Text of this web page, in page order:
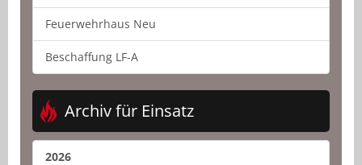
Feuerwehrhaus Neu
Beschaffung LF-A
Archiv für Einsatz
2026